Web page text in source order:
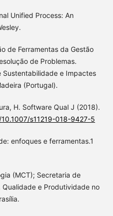
Unified Process: An
de Ferramentas da Gestão
de Problemas.
Sustentabilidade e Impactes
(Portugal).
H. Software Qual J (2018).
s11219-018-9427-5
enfoques e ferramentas.1
(MCT); Secretaria de
e Produtividade no